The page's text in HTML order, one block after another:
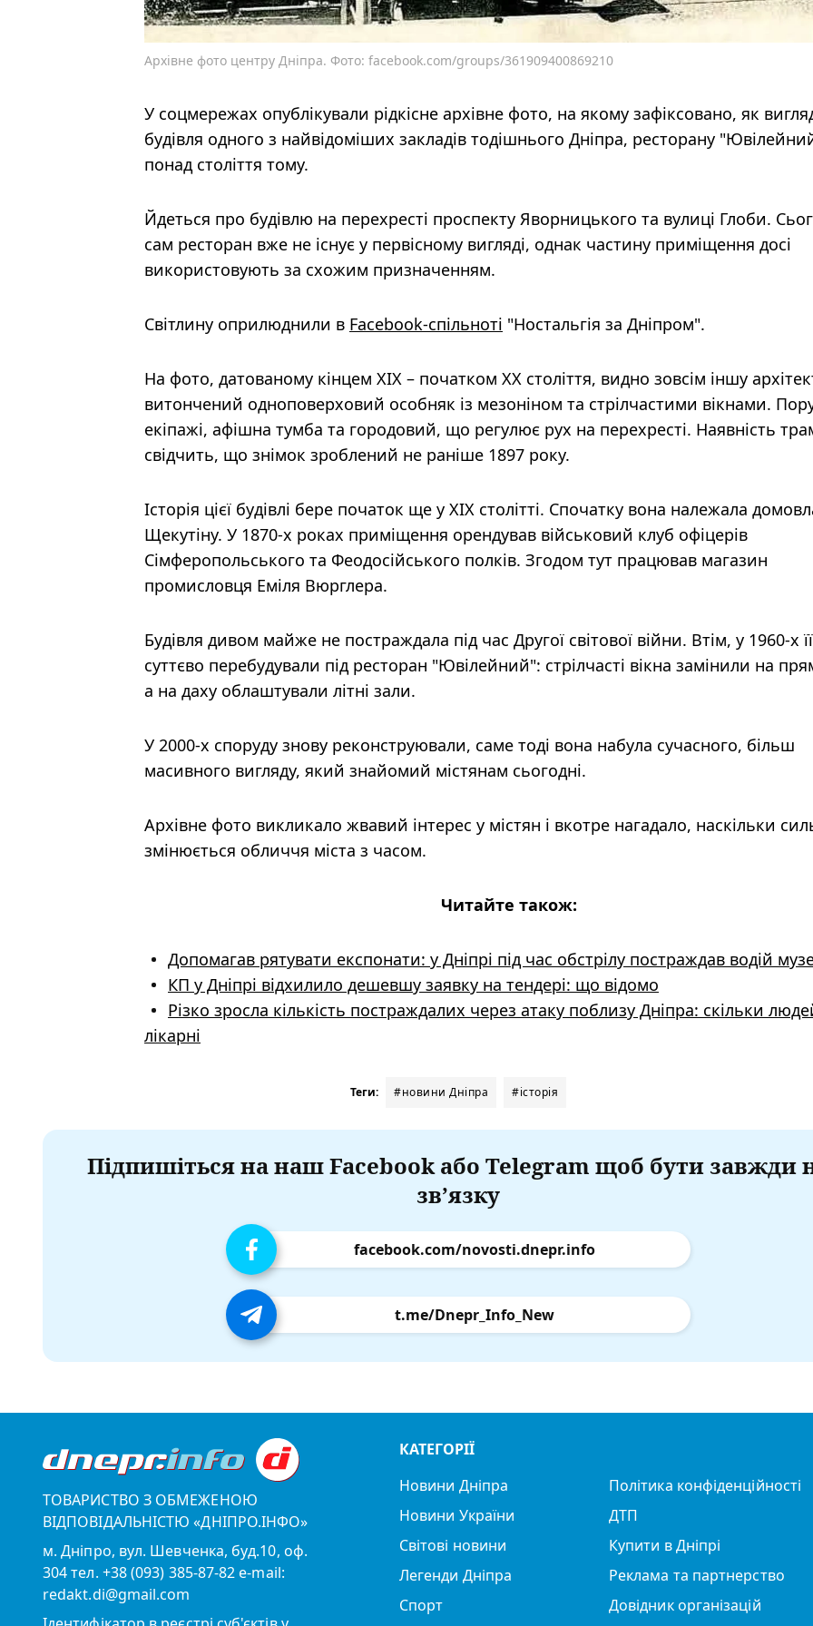
Архівне фото центру Дніпра. Фото: facebook.com/groups/361909400869210
У соцмережах опублікували рідкісне архівне фото, на якому зафіксовано, як
будівля одного з найвідоміших закладів тодішнього Дніпра, ресторану
понад століття тому.
Йдеться про будівлю на перехресті проспекту Яворницького та вулиці Глоби.
сам ресторан вже не існує у первісному вигляді, однак частину приміщення досі
використовують за схожим призначенням.
Світлину оприлюднили в Facebook-спільноті "Ностальгія за Дніпром".
На фото, датованому кінцем XIX – початком XX століття, видно зовсім іншу
витончений одноповерховий особняк із мезоніном та стрілчастими вікнами.
екіпажі, афішна тумба та городовий, що регулює рух на перехресті. Наявність
свідчить, що знімок зроблений не раніше 1897 року.
Історія цієї будівлі бере початок ще у XIX столітті. Спочатку вона належала
Щекутіну. У 1870-х роках приміщення орендував військовий клуб офіцерів
Сімферопольського та Феодосійського полків. Згодом тут працював магазин
промисловця Еміля Вюрглера.
Будівля дивом майже не постраждала під час Другої світової війни. Втім, у 1960-х її
суттєво перебудували під ресторан "Ювілейний": стрілчасті вікна замінили на
а на даху облаштували літні зали.
У 2000-х споруду знову реконструювали, саме тоді вона набула сучасного, більш
масивного вигляду, який знайомий містянам сьогодні.
Архівне фото викликало жвавий інтерес у містян і вкотре нагадало, наскільки
змінюється обличчя міста з часом.
Читайте також:
Допомагав рятувати експонати: у Дніпрі під час обстрілу постраждав водій
КП у Дніпрі відхилило дешевшу заявку на тендері: що відомо
Різко зросла кількість постраждалих через атаку поблизу Дніпра: скільки
лікарні
Теги: #новини Дніпра #історія
Підпишіться на наш Facebook або Telegram щоб бути завжди
зв’язку
facebook.com/novosti.dnepr.info
t.me/Dnepr_Info_New
ТОВАРИСТВО З ОБМЕЖЕНОЮ
ВІДПОВІДАЛЬНІСТЮ «ДНІПРО.ІНФО»
м. Дніпро, вул. Шевченка, буд.10, оф.
304 тел. +38 (093) 385-87-82 e-mail:
redakt.di@gmail.com
КАТЕГОРІЇ
Новини Дніпра
Новини України
Світові новини
Легенди Дніпра
Спорт
Політика конфіденційності
ДТП
Купити в Дніпрі
Реклама та партнерство
Довідник організацій